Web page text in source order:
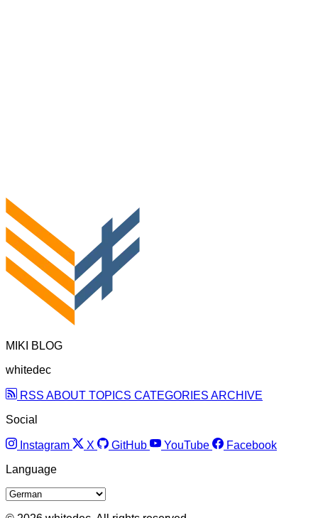
MIKI BLOG
whitedec
RSS ABOUT TOPICS CATEGORIES ARCHIVE
Social
Instagram X GitHub YouTube
Facebook
Language